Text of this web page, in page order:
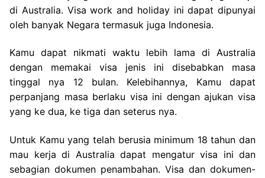
di Australia. Visa work and holiday ini dapat dipunyai
oleh banyak Negara termasuk juga Indonesia.
Kamu dapat nikmati waktu lebih lama di Australia
dengan memakai visa jenis ini disebabkan masa
tinggal nya 12 bulan. Kelebihannya, Kamu dapat
perpanjang masa berlaku visa ini dengan ajukan visa
yang ke dua, ke tiga dan seterus nya.
Untuk Kamu yang telah berusia minimum 18 tahun dan
mau kerja di Australia dapat mengatur visa ini dan
sebagian dokumen penambahan. Visa dan dokumen-